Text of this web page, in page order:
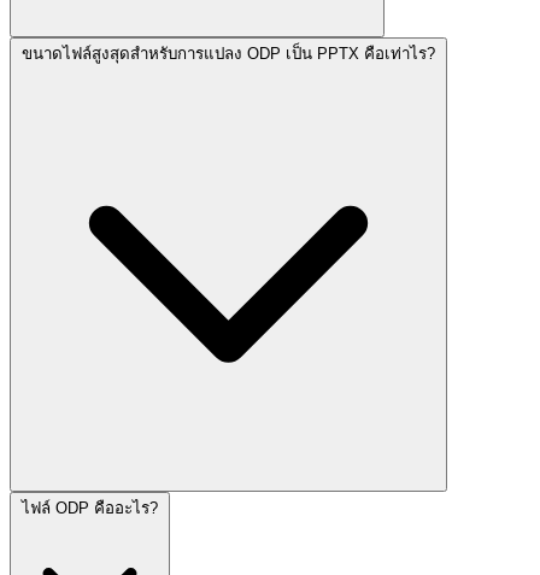
ขนาดไฟล์สูงสุดสำหรับการแปลง ODP เป็น PPTX คือเท่าไร?
ไฟล์ ODP คืออะไร?